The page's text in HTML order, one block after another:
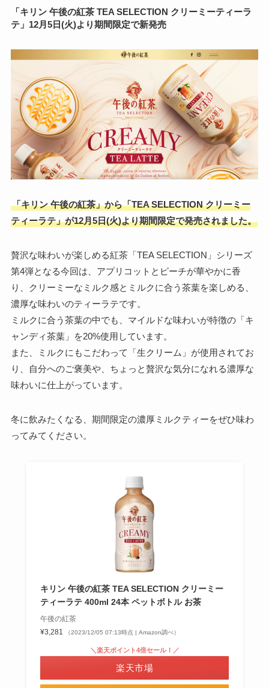
「キリン 午後の紅茶 TEA SELECTION クリーミーティーラ
テ」12月5日(火)より期間限定で新発売
「キリン 午後の紅茶」から「TEA SELECTION クリーミー
ティーラテ」が12月5日(火)より期間限定で発売されました。
贅沢な味わいが楽しめる紅茶「TEA SELECTION」シリーズ
第4弾となる今回は、アプリコットとピーチが華やかに香
り、クリーミーなミルク感とミルクに合う茶葉を楽しめる、
濃厚な味わいのティーラテです。
ミルクに合う茶葉の中でも、マイルドな味わいが特徴の「キ
ャンディ茶葉」を20%使用しています。
また、ミルクにもこだわって「生クリーム」が使用されてお
り、自分へのご褒美や、ちょっと贅沢な気分になれる濃厚な
味わいに仕上がっています。
冬に飲みたくなる、期間限定の濃厚ミルクティーをぜひ味わ
ってみてください。
キリン 午後の紅茶 TEA SELECTION クリーミー
ティーラテ 400ml 24本 ペットボトル お茶
午後の紅茶
¥3,281
（2023/12/05 07:13時点 | Amazon調べ）
＼楽天ポイント4倍セール！／
楽天市場